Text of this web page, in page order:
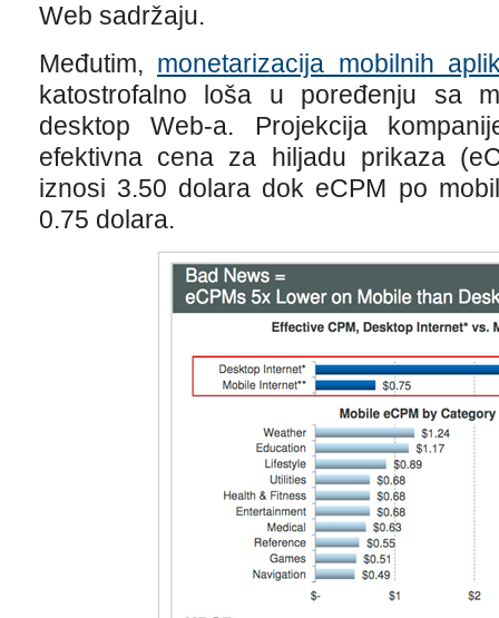
Web sadržaju.
Međutim, monetarizacija mobilnih
katostrofalno loša u poređenju sa
desktop Web-a. Projekcija
efektivna cena za hiljadu prikaza
iznosi 3.50 dolara dok eCPM po
0.75 dolara.